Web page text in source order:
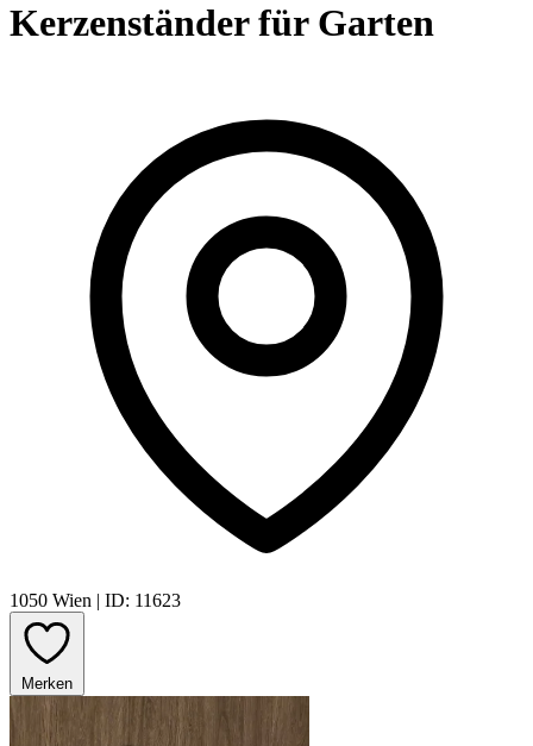
Kerzenständer für Garten
1050 Wien | ID: 11623
Merken